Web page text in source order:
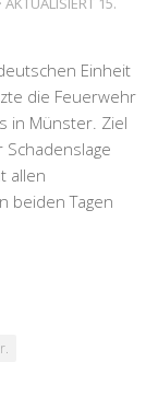
Einheit
die Feuerwehr
in Münster. Ziel
allen
beiden Tagen